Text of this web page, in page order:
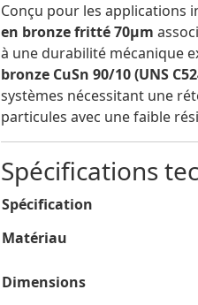
Conçu pour les applications
en bronze fritté 70µm
à une durabilité mécanique
bronze CuSn 90/10 (UNS
systèmes nécessitant une
particules avec une faible
Spécifications
Spécification
Matériau
Dimensions